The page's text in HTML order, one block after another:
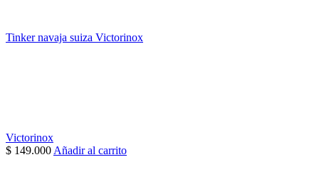
Tinker navaja suiza Victorinox
Victorinox
$ 149.000 Añadir al carrito